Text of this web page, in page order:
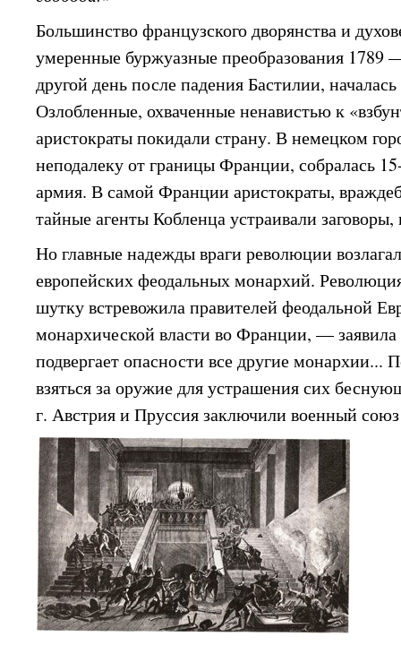
Большинство французского дворянства и
умеренные буржуазные преобразования 1789
другой день после падения Бастилии,
Озлобленные, охваченные ненавистью к
аристократы покидали страну. В немецком
неподалеку от границы Франции, собралась
армия. В самой Франции аристократы,
тайные агенты Кобленца устраивали
Но главные надежды враги революции
европейских феодальных монархий.
шутку встревожила правителей феодальной
монархической власти во Франции, —
подвергает опасности все другие монархии...
взяться за оружие для устрашения сих
г. Австрия и Пруссия заключили военный